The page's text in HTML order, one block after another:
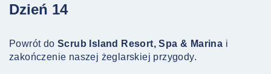
Dzień 14
Powrót do Scrub Island Resort, Spa & Marina i
zakończenie naszej żeglarskiej przygody.